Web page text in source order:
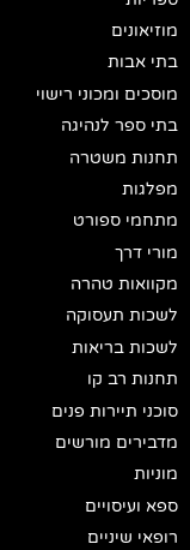
מוזיאונים
בתי אבות
מוסכים ומכוני רישוי
בתי ספר לנהיגה
תחנות משטרה
מפלגות
מתחמי ספורט
מורי דרך
מקוואות טהרה
לשכות תעסוקה
לשכות בריאות
תחנות רב קו
סוכני תיירות פנים
מדבירים מורשים
מוניות
ספא ועיסויים
רופאי שיניים